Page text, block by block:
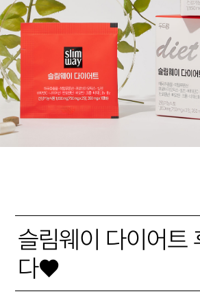
슬림웨이 다이어트
다♥